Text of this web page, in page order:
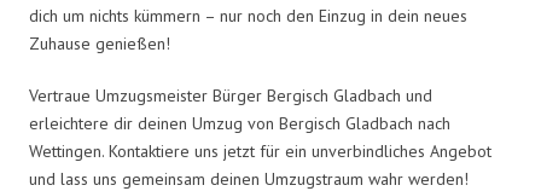
dich um nichts kümmern – nur noch den Einzug in dein neues
Zuhause genießen!
Vertraue Umzugsmeister Bürger Bergisch Gladbach und
erleichtere dir deinen Umzug von Bergisch Gladbach nach
Wettingen. Kontaktiere uns jetzt für ein unverbindliches Angebot
und lass uns gemeinsam deinen Umzugstraum wahr werden!